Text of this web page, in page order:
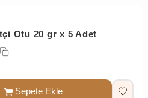
Otu 20 gr x 5 Adet
Sepete Ekle